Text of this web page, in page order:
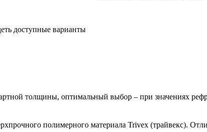
доступные варианты
толщины, оптимальный выбор – при значениях
полимерного материала Trivex (трайвекс).